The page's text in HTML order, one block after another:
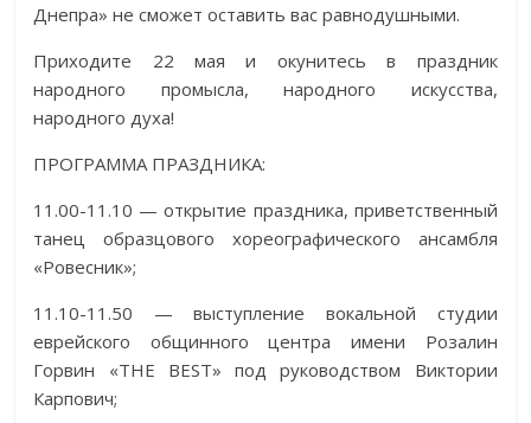
Днепра» не сможет оставить вас равнодушными.
Приходите 22 мая и окунитесь в праздник
народного промысла, народного искусства,
народного духа!
ПРОГРАММА ПРАЗДНИКА:
11.00-11.10 — открытие праздника, приветственный
танец образцового хореографического ансамбля
«Ровесник»;
11.10-11.50 — выступление вокальной студии
еврейского общинного центра имени Розалин
Горвин «THE BEST» под руководством Виктории
Карпович;